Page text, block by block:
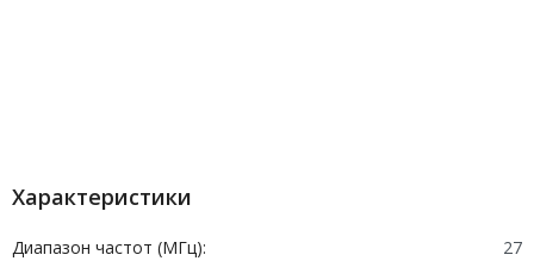
Характеристики
Диапазон частот (МГц):
27